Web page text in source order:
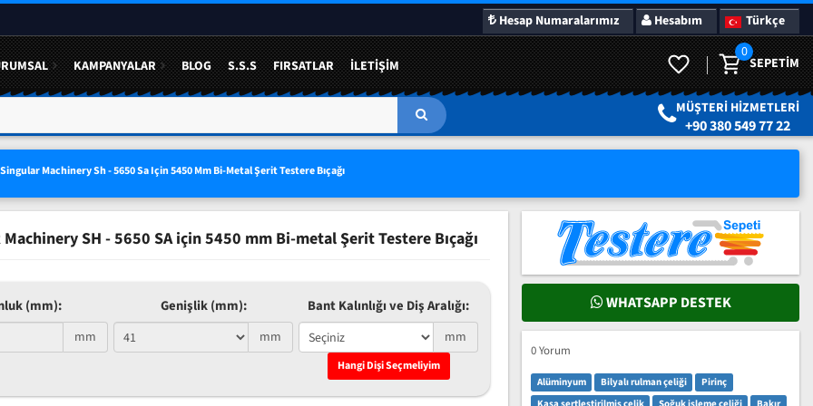
Hesap Numaralarımız Hesabım Türkçe
KAMPANYALAR BLOG S.S.S FIRSATLAR İLETIŞIM
0
SEPETIM
MÜŞTERI HIZMETLERI
+90 380 549 77 22
Singular Machinery Sh - 5650 Sa Için 5450 Mm Bi-Metal Şerit Testere Bıçağı
Machinery SH - 5650 SA için 5450 mm Bi-metal Şerit Testere Bıçağı
(mm):
mm
Genişlik (mm):
mm
Bant Kalınlığı ve Diş Aralığı:
mm
Hangi Dişi Seçmeliyim
WHATSAPP DESTEK
0 Yorum
Alüminyum Bilyalı rulman çeliği
Pirinç
YÜZDE 50 YE VARAN 3 LÜ SETLERDE AVANTAJLI FIYATLAR SÜRPRIZ KAMPANYALAR